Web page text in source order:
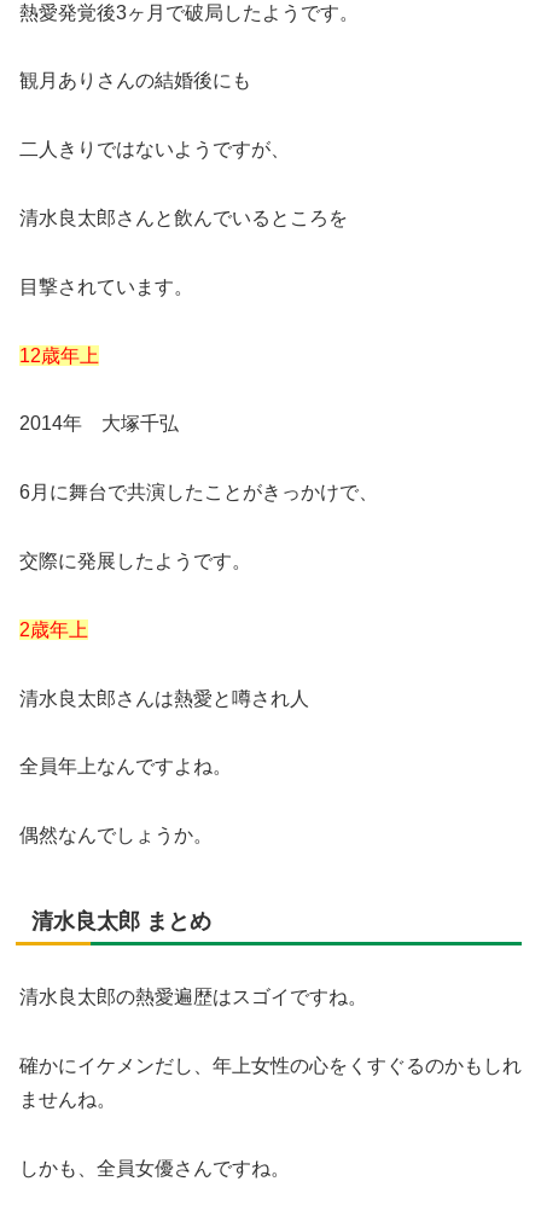
熱愛発覚後3ヶ月で破局したようです。
観月ありさんの結婚後にも
二人きりではないようですが、
清水良太郎さんと飲んでいるところを
目撃されています。
12歳年上
2014年 大塚千弘
6月に舞台で共演したことがきっかけで、
交際に発展したようです。
2歳年上
清水良太郎さんは熱愛と噂され人
全員年上なんですよね。
偶然なんでしょうか。
清水良太郎 まとめ
清水良太郎の熱愛遍歴はスゴイですね。
確かにイケメンだし、年上女性の心をくすぐるのかもしれ
ませんね。
しかも、全員女優さんですね。